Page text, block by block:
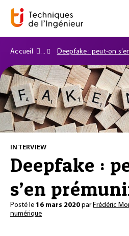
Accueil Deepfake : peut-on
INTERVIEW
Deepfake :
s’en
Posté le 16 mars 2020 parFrédéric
numérique